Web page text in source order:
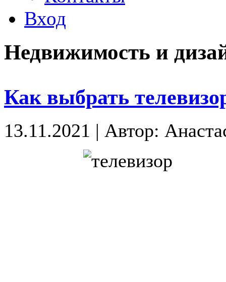
Вход
Недвижимость и
Как выбрать
13.11.2021 | Автор: